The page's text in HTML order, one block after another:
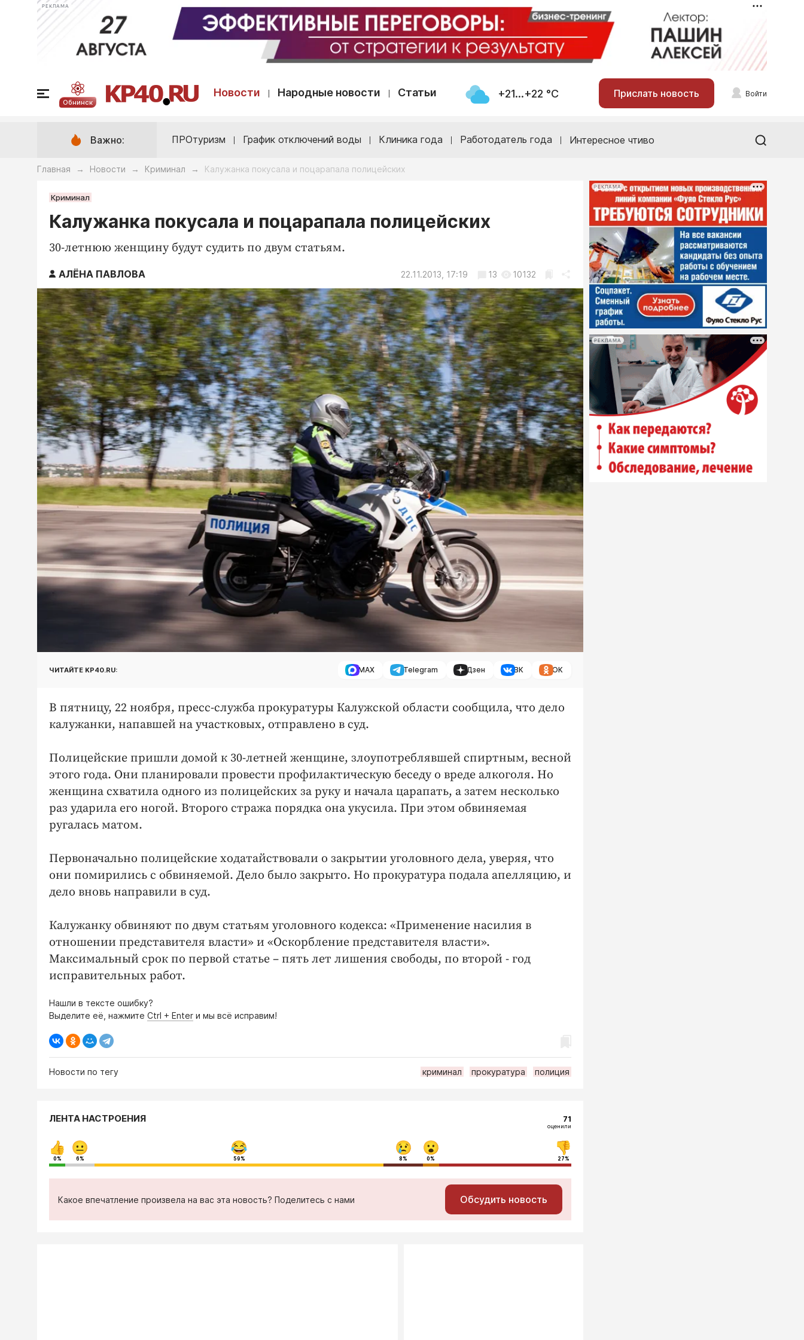
РЕКЛАМА
Обнинск
Новости Народные новости Статьи +21...+22 °С Прислать новость Войти
Важно: ПРОтуризм График отключений воды Клиника года Работодатель года Интересное чтиво
Главная → Новости → Криминал → Калужанка покусала и поцарапала полицейских
Криминал
Калужанка покусала и поцарапала полицейских
30-летнюю женщину будут судить по двум статьям.
АЛЁНА ПАВЛОВА 22.11.2013, 17:19 13 10132
ЧИТАЙТЕ KP40.RU: MAX Telegram Дзен ВК ОК
В пятницу, 22 ноября, пресс-служба прокуратуры Калужской области сообщила, что дело
калужанки, напавшей на участковых, отправлено в суд.
Полицейские пришли домой к 30-летней женщине, злоупотреблявшей спиртным, весной
этого года. Они планировали провести профилактическую беседу о вреде алкоголя. Но
женщина схватила одного из полицейских за руку и начала царапать, а затем несколько
раз ударила его ногой. Второго стража порядка она укусила. При этом обвиняемая
ругалась матом.
Первоначально полицейские ходатайствовали о закрытии уголовного дела, уверяя, что
они помирились с обвиняемой. Дело было закрыто. Но прокуратура подала апелляцию, и
дело вновь направили в суд.
Калужанку обвиняют по двум статьям уголовного кодекса: «Применение насилия в
отношении представителя власти» и «Оскорбление представителя власти».
Максимальный срок по первой статье – пять лет лишения свободы, по второй - год
исправительных работ.
Нашли в тексте ошибку?
Выделите её, нажмите Ctrl + Enter и мы всё исправим!
Новости по тегу криминал прокуратура полиция
РЕКЛАМА
РЕКЛАМА
ЛЕНТА НАСТРОЕНИЯ 71
оценили
0% 6% 59% 8% 0% 27%
Какое впечатление произвела на вас эта новость? Поделитесь с нами Обсудить новость